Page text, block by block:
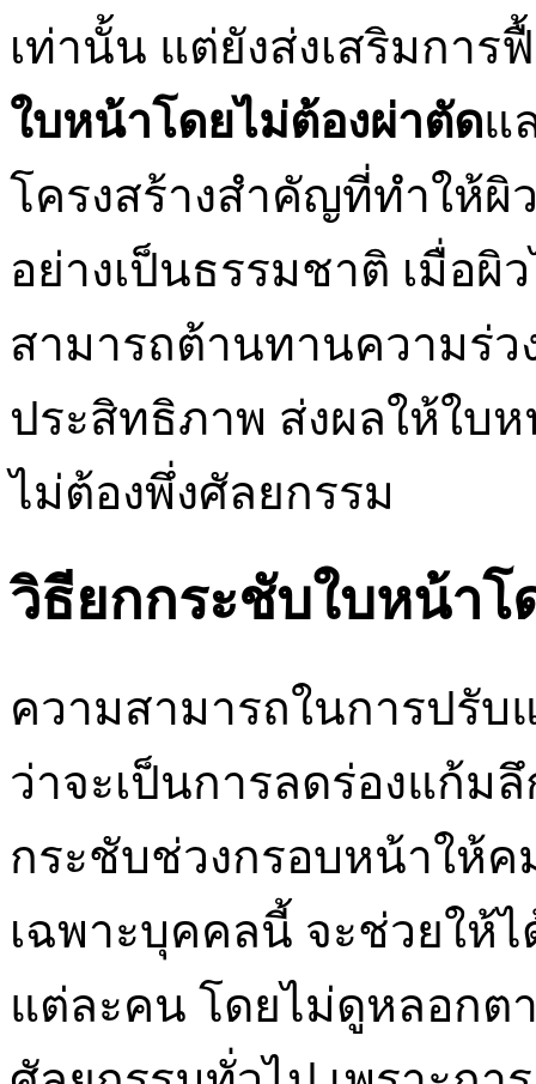
เท่านั้น แต่ยังส่งเสริมกา
ใบหน้าโดยไม่ต้องผ่าตัดแ
โครงสร้างสำคัญที่ทำให้ผิ
อย่างเป็นธรรมชาติ เมื่อผิ
สามารถต้านทานความร่ว
ประสิทธิภาพ ส่งผลให้ใบ
ไม่ต้องพึ่งศัลยกรรม
วิธียกกระชับใบหน้า
ความสามารถในการปรับ
ว่าจะเป็นการลดร่องแก้ม
กระชับช่วงกรอบหน้าให้
เฉพาะบุคคลนี้ จะช่วยให้
แต่ละคน โดยไม่ดูหลอกต